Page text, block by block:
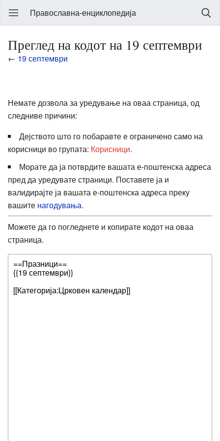
Православна-енциклопедија
Преглед на кодот на 19 септември
← 19 септември
Немате дозвола за уредување на оваа страница, од
следниве причини:
Дејството што го побаравте е ограничено само на
корисници во групата: Корисници.
Морате да ја потврдите вашата е-поштенска адреса
пред да уредувате страници. Поставете ја и
валидирајте ја вашата е-поштенска адреса преку
вашите нагодувања.
Можете да го погледнете и копирате кодот на оваа
страница.